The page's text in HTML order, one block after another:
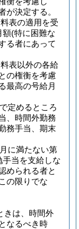
が決定する。
表の適用を受
額(特に困難な
る者にあって
表以外の各給
の権衡を考慮
最高の号給月
定めるところ
、時間外勤務
務手当、期末
に満たない第
当を支給しな
められる者と
の限りでな
きは、時間外
なるべき時